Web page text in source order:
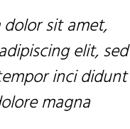
dolor sit amet,
elit, sed
inci didunt
magna